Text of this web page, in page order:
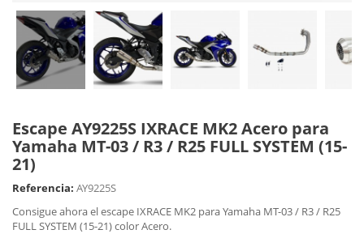
Escape AY9225S IXRACE MK2 Acero para
Yamaha MT-03 / R3 / R25 FULL SYSTEM (15-
21)
Referencia: AY9225S
Consigue ahora el escape IXRACE MK2 para Yamaha MT-03 / R3 / R25
FULL SYSTEM (15-21) color Acero.